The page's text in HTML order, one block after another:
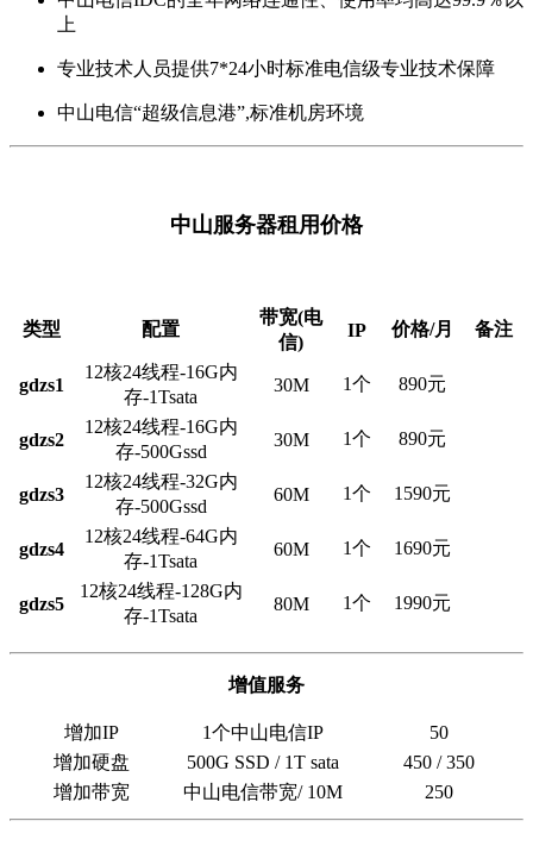
上
专业技术人员提供7*24小时标准电信级专业技术保障
中山电信“超级信息港”,标准机房环境
中山服务器租用价格
类型 配置
带宽(电
信)
IP 价格/月 备注
gdzs1
12核24线程-16G内
存-1Tsata
30M 1个 890元
gdzs2
12核24线程-16G内
存-500Gssd
30M 1个 890元
gdzs3
12核24线程-32G内
存-500Gssd
60M 1个 1590元
gdzs4
12核24线程-64G内
存-1Tsata
60M 1个 1690元
gdzs5
12核24线程-128G内
存-1Tsata
80M 1个 1990元
增值服务
增加IP 1个中山电信IP
50
增加硬盘
500G SSD / 1T sata
450 / 350
增加带宽
中山电信带宽/ 10M 250